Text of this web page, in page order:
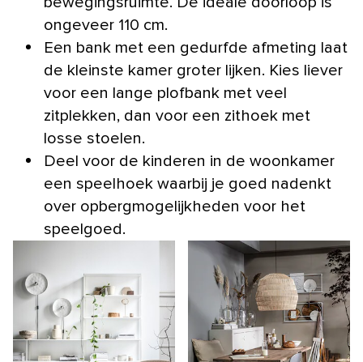
ongeveer 110 cm.
Een bank met een gedurfde afmeting laat
de kleinste kamer groter lijken. Kies liever
voor een lange plofbank met veel
zitplekken, dan voor een zithoek met
losse stoelen.
Deel voor de kinderen in de woonkamer
een speelhoek waarbij je goed nadenkt
over opbergmogelijkheden voor het
speelgoed.